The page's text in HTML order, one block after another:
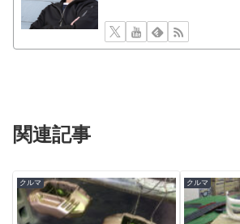
関連記事
クルマ クルマ